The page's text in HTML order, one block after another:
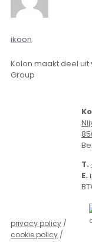
ikoon
Kolon maakt deel uit
Group
T.
E.
privacy policy /
cookie policy /